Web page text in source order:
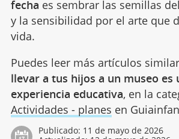
fecha es sembrar las semillas
y la sensibilidad por el arte que
vida.
Puedes leer más artículos
llevar a tus hijos a un museo es
experiencia educativa, en la
Actividades - planes en
Publicado: 11 de mayo de 2026